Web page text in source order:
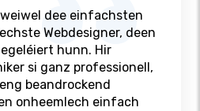
dee einfachsten
Webdesigner, deen
hunn. Hir
si ganz professionell,
beandrockend
onheemlech einfach